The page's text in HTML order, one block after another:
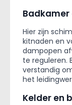
Badkamer
Hier zijn
kitnaden en
dampopen
te reguleren.
verstandig
het
Kelder en